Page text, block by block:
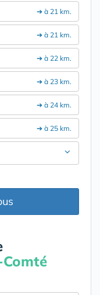
➔ à 21 km.
➔ à 21 km.
➔ à 22 km.
➔ à 23 km.
➔ à 24 km.
➔ à 25 km.